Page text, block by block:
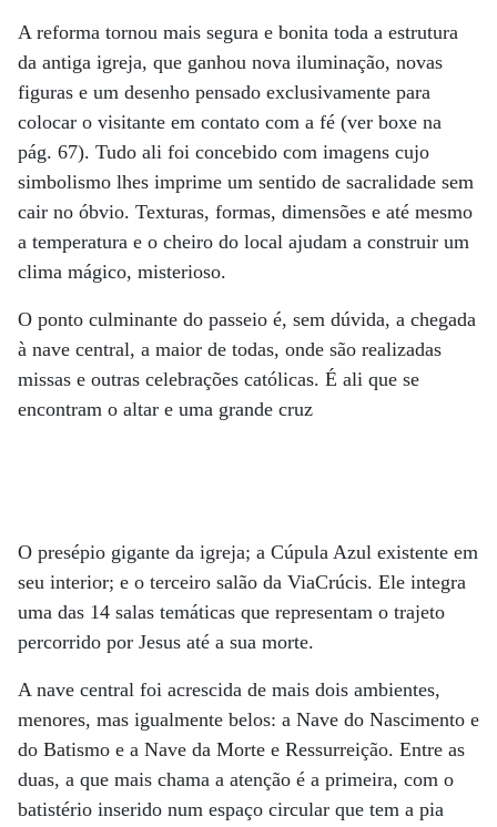
A reforma tornou mais segura e bonita toda a estrutura
da antiga igreja, que ganhou nova iluminação, novas
figuras e um desenho pensado exclusivamente para
colocar o visitante em contato com a fé (ver boxe na
pág. 67). Tudo ali foi concebido com imagens cujo
simbolismo lhes imprime um sentido de sacralidade sem
cair no óbvio. Texturas, formas, dimensões e até mesmo
a temperatura e o cheiro do local ajudam a construir um
clima mágico, misterioso.
O ponto culminante do passeio é, sem dúvida, a chegada
à nave central, a maior de todas, onde são realizadas
missas e outras celebrações católicas. É ali que se
encontram o altar e uma grande cruz
O presépio gigante da igreja; a Cúpula Azul existente em
seu interior; e o terceiro salão da ViaCrúcis. Ele integra
uma das 14 salas temáticas que representam o trajeto
percorrido por Jesus até a sua morte.
A nave central foi acrescida de mais dois ambientes,
menores, mas igualmente belos: a Nave do Nascimento e
do Batismo e a Nave da Morte e Ressurreição. Entre as
duas, a que mais chama a atenção é a primeira, com o
batistério inserido num espaço circular que tem a pia